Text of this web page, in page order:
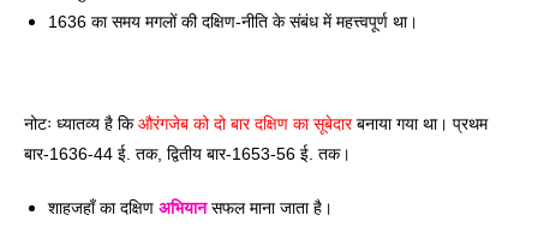
1636 का समय मगलों की दक्षिण-नीति के संबंध में महत्त्वपूर्ण था।
नोटः ध्यातव्य है कि औरंगजेब को दो बार दक्षिण का सूबेदार बनाया गया था। प्रथम
बार-1636-44 ई. तक, द्वितीय बार-1653-56 ई. तक।
शाहजहाँ का दक्षिण अभियान सफल माना जाता है।